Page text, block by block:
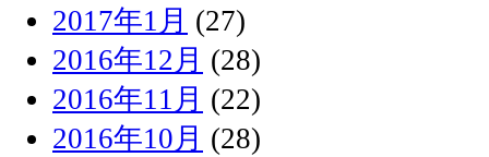
2017年1月 (27)
2016年12月 (28)
2016年11月 (22)
2016年10月 (28)